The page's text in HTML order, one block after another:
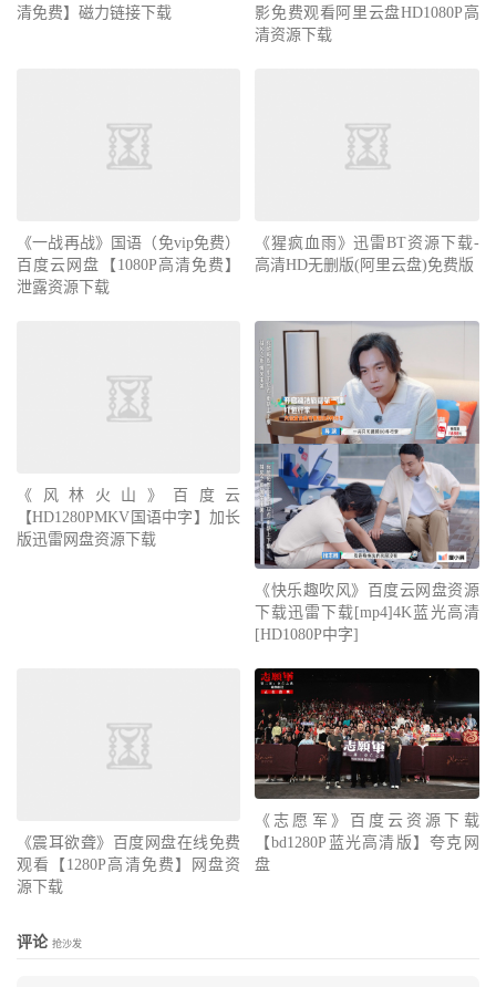
清免费】磁力链接下载
影免费观看阿里云盘HD1080P高
清资源下载
《一战再战》国语（免vip免费）
百度云网盘【1080P高清免费】
泄露资源下载
《猩疯血雨》迅雷BT资源下载-
高清HD无删版(阿里云盘)免费版
《风林火山》百度云
【HD1280PMKV国语中字】加长
版迅雷网盘资源下载
《快乐趣吹风》百度云网盘资源
下载迅雷下载[mp4]4K蓝光高清
[HD1080P中字]
观看【1280P高清免费】网盘资
源下载
《志愿军》百度云资源下载
【bd1280P蓝光高清版】夸克网
盘